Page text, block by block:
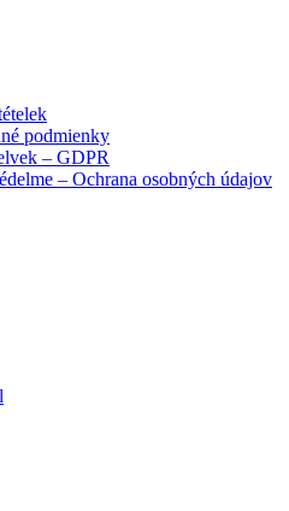
podmienky
– GDPR
– Ochrana osobných údajov